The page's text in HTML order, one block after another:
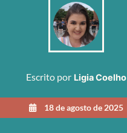
Escrito por Ligia Coelho
18 de agosto de 2025